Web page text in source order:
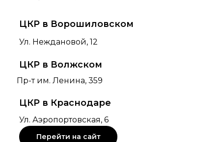
Ул. Неждановой, 12
ЦКР в Волжском
ЦКР в Краснодаре
Пр-т им. Ленина, 359
Ул. Аэропортовская, 6
Перейти на сайт
ЦКР в Ворошиловском